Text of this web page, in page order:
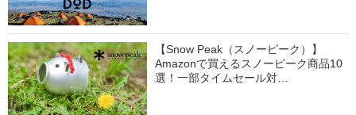
【Snow Peak（スノーピーク）】
Amazonで買えるスノーピーク商品10
選！一部タイムセール対…